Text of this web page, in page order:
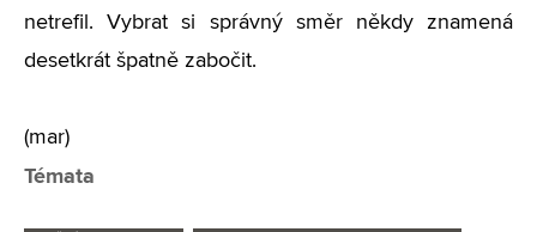
netrefil. Vybrat si správný směr někdy znamená
desetkrát špatně zabočit.
(mar)
Témata